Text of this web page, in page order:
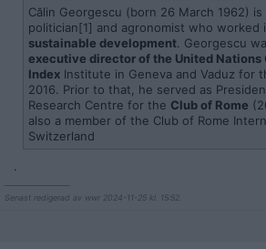
Călin Georgescu (born 26 March 1962) is
politician[1] and agronomist who worked
sustainable development . Georgescu
executive director of the United Nations
Index Institute in Geneva and Vaduz for
2016. Prior to that, he served as
Research Centre for the Club of Rome
also a member of the Club of Rome
Switzerland
.
Senast redigerad av wwr 2024-11-25 kl. 15:52.